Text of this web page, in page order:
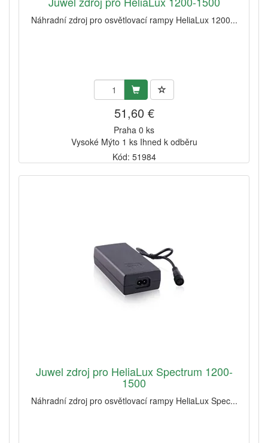
Náhradní zdroj pro osvětlovací rampy HeliaLux 1200...
51,60 €
Praha 0 ks
Vysoké Mýto 1 ks Ihned k odběru
Kód: 51984
Juwel zdroj pro HeliaLux Spectrum 1200-
1500
Náhradní zdroj pro osvětlovací rampy HeliaLux Spec...